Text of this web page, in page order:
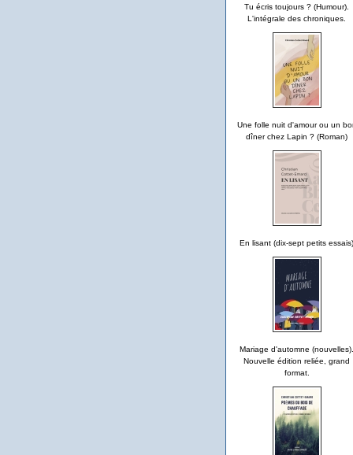
Tu écris toujours ? (Humour).
L'intégrale des chroniques.
Une folle nuit d'amour ou un
dîner chez Lapin ? (Roman)
En lisant (dix-sept petits essais)
Mariage d'automne (nouvelles).
Nouvelle édition reliée, grand
format.